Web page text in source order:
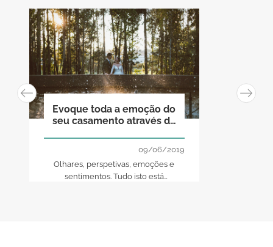
Evoque toda a emoção do
seu casamento através de
09/06/2019
Olhares, perspetivas, emoções e
sentimentos. Tudo isto está